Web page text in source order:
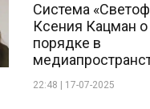
Система
Ксения Кацман
порядке в
22:48 | 17-07-2025